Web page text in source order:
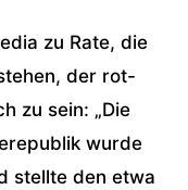
zu Rate, die
der rot-
zu sein: „Die
wurde
stellte den etwa